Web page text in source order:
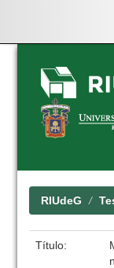
Skip
navigation
RIUdeG
Título: